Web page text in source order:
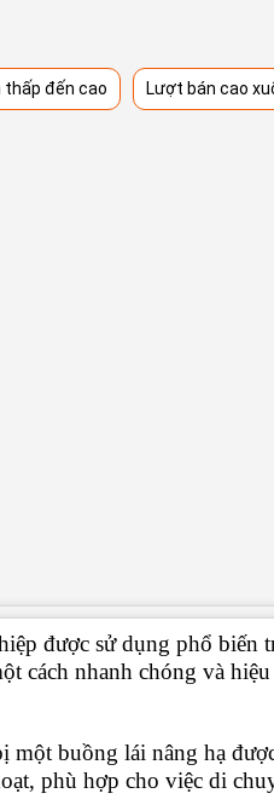
thấp đến cao Lượt bán cao
được sử dụng phổ biến
cách nhanh chóng và hiệu
buồng lái nâng hạ
phù hợp cho việc di